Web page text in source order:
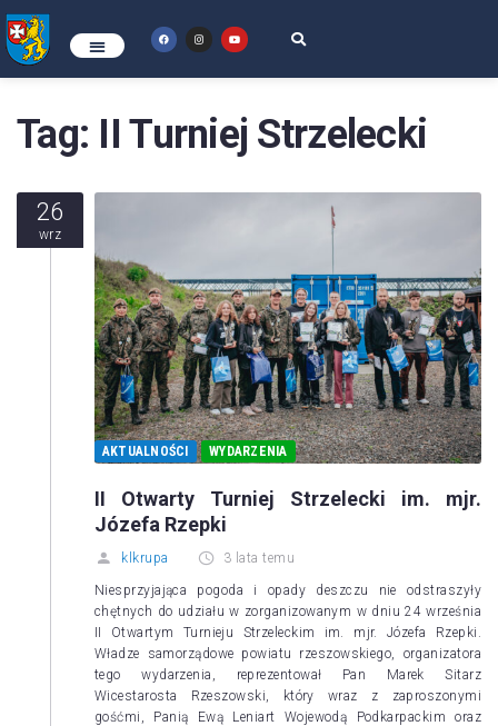
Tag: II Turniej Strzelecki
26
wrz
AKTUALNOŚCI WYDARZENIA
II Otwarty Turniej Strzelecki im. mjr.
Józefa Rzepki
klkrupa 3 lata temu
Niesprzyjająca pogoda i opady deszczu nie odstraszyły
chętnych do udziału w zorganizowanym w dniu 24 września
II Otwartym Turnieju Strzeleckim im. mjr. Józefa Rzepki.
Władze samorządowe powiatu rzeszowskiego, organizatora
tego wydarzenia, reprezentował Pan Marek Sitarz
Wicestarosta Rzeszowski, który wraz z zaproszonymi
gośćmi, Panią Ewą Leniart Wojewodą Podkarpackim oraz